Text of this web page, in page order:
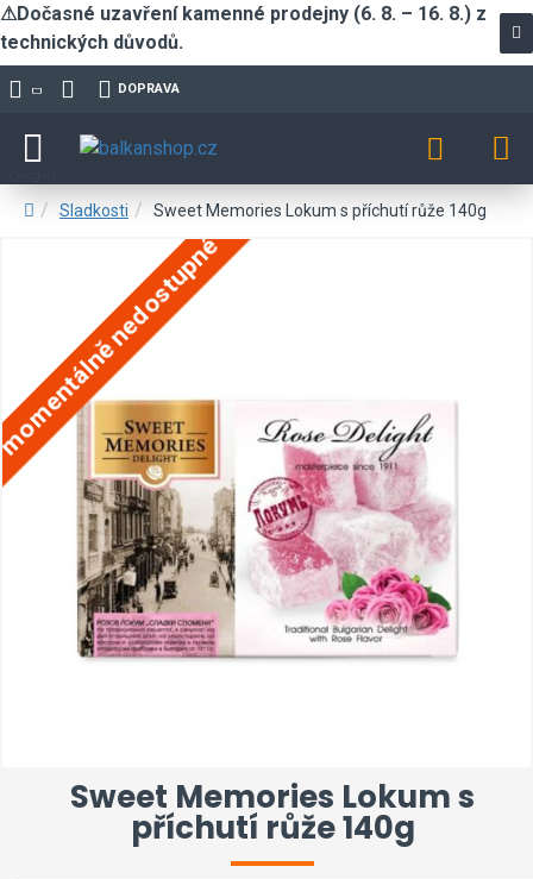
⚠Dočasné uzavření kamenné prodejny (6. 8. – 16. 8.) z
technických důvodů.
DOPRAVA
Sladkosti Sweet Memories Lokum s příchutí růže 140g
nedostupné
Sweet Memories Lokum s
příchutí růže 140g